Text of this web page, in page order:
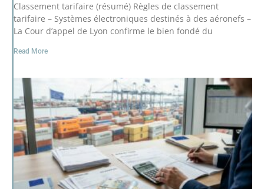
Classement tarifaire (résumé) Règles de classement
tarifaire – Systèmes électroniques destinés à des aéronefs –
La Cour d’appel de Lyon confirme le bien fondé du
Read More